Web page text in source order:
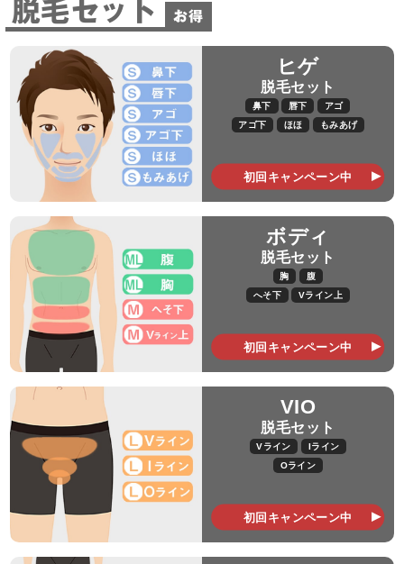
脱毛セット お得
ヒゲ
脱毛セット
鼻下 唇下
アゴ
アゴ下
ほほ もみあげ
初回キャンペーン中
ボディ
脱毛セット
胸
腹
へそ下
Vライン上
初回キャンペーン中
VIO
脱毛セット
Vライン
Iライン
Oライン
初回キャンペーン中